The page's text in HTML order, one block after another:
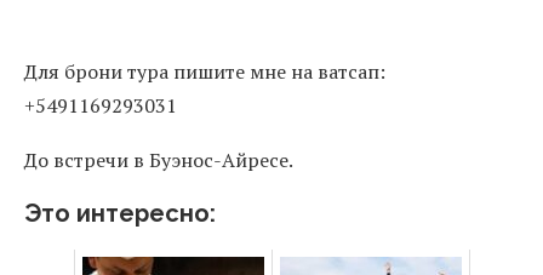
Для брони тура пишите мне на ватсап:
+5491169293031
До встречи в Буэнос-Айресе.
Это интересно: